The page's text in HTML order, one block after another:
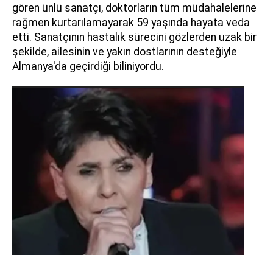
gören ünlü sanatçı, doktorların tüm müdahalelerine
rağmen kurtarılamayarak 59 yaşında hayata veda
etti. Sanatçının hastalık sürecini gözlerden uzak bir
şekilde, ailesinin ve yakın dostlarının desteğiyle
Almanya'da geçirdiği biliniyordu.